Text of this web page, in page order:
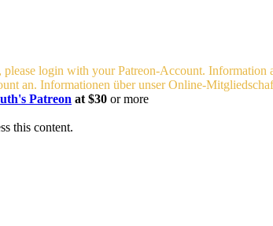
login with your Patreon-Account. Information
an. Informationen über unser Online-
Patreon at $30 or more
this content.